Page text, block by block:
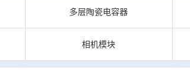
多层陶瓷电容器
相机模块